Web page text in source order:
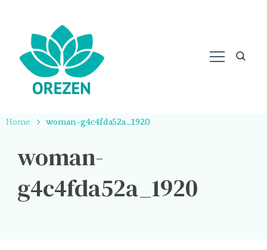
Home woman-g4c4fda52a_1920
woman-
g4c4fda52a_1920